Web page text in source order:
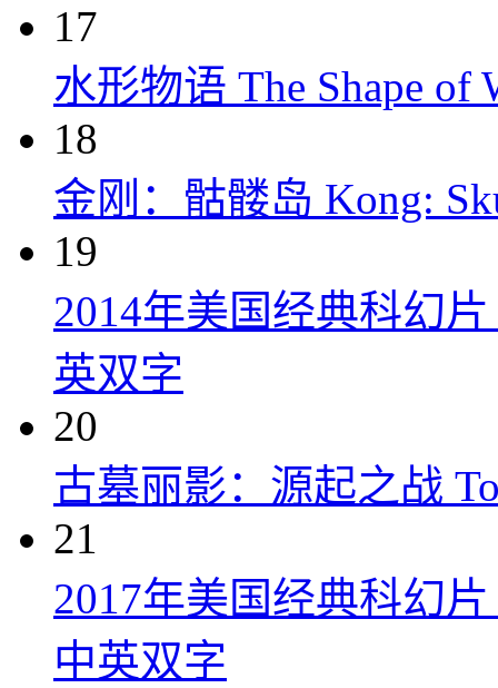
17
水形物语 The Shape of
18
金刚：骷髅岛 Kong:
19
2014年美国经典科幻
英双字
20
古墓丽影：源起之战
21
2017年美国经典科幻
中英双字